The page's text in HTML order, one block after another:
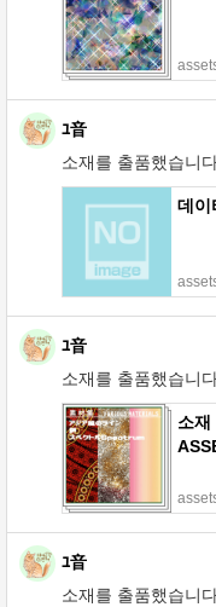
ﾕ音
소재를 출품했습니
데이
ﾕ音
소재를 출품했습니
소
ﾕ音
소재를 출품했습니